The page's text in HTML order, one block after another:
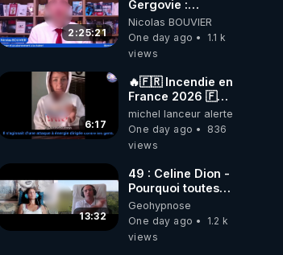
payez pas les
boucliers pour
voir mes vidéos,
c'est une arnaque
parce que ma
chaine et mon
travail sont
gratuits. Je
préfère la voir
mourir que de voir
payer.
CrowdBunker
s'est tiré une
balle dans le pied
sans nos chaines
2:25:21
Gergovie :
‪@38resistancegauloise‬
‪@MarionSigautOfficiel‬
‪@gladysriifard5710‬
Nicolas BOUVIER
One day ago
1.1 k
views
6:17
🔥🇫🇷 Incendie en
France 2026 🇫🇷
🔥 💥Criminel ou
coincidence
naturelle?💥
michel lanceur alerte
One day ago
836
views
13:32
49 : Celine Dion -
Pourquoi toutes
ces rumeurs ?
Enquête sous
hypnose
Geohypnose
One day ago
1.2 k
views